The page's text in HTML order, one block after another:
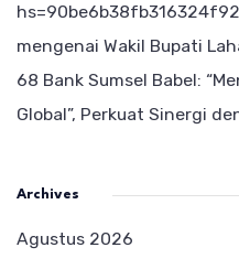
mengenai Wakil Bupati
68 Bank Sumsel Babel:
Global”, Perkuat Sinergi
Archives
Agustus 2026